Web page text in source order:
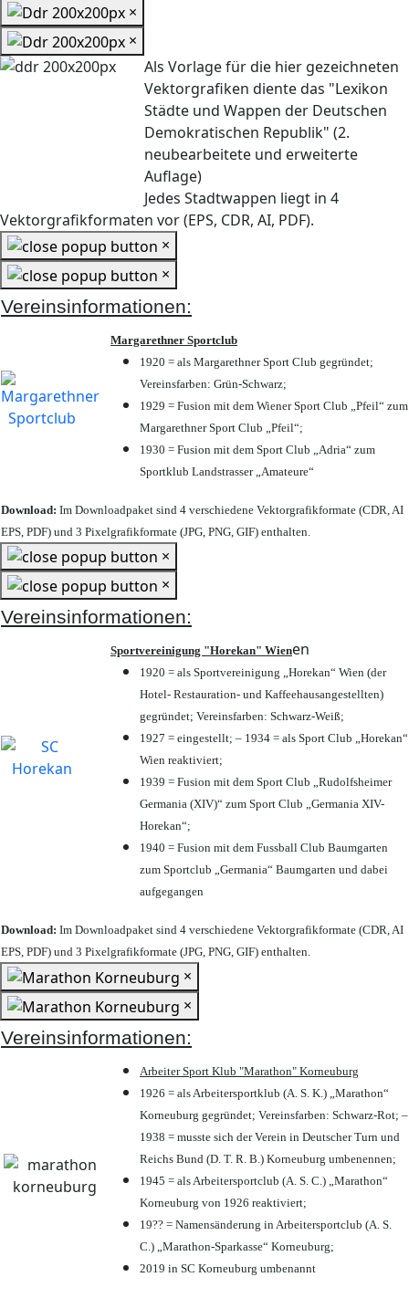
×
×
Als Vorlage für die hier gezeichneten
Vektorgrafiken diente das "Lexikon
Städte und Wappen der Deutschen
Demokratischen Republik" (2.
neubearbeitete und erweiterte
Auflage)
Jedes Stadtwappen liegt in 4
Vektorgrafikformaten vor (EPS, CDR, AI, PDF).
×
×
Vereinsinformationen:
Margarethner Sportclub
1920 = als Margarethner Sport Club gegründet;
Vereinsfarben: Grün-Schwarz;
1929 = Fusion mit dem Wiener Sport Club „Pfeil“ zum
Margarethner Sport Club „Pfeil“;
1930 = Fusion mit dem Sport Club „Adria“ zum
Sportklub Landstrasser „Amateure“
Download: Im Downloadpaket sind 4 verschiedene Vektorgrafikformate (CDR, AI
EPS, PDF) und 3 Pixelgrafikformate (JPG, PNG, GIF) enthalten.
×
×
Vereinsinformationen:
Sportvereinigung "Horekan" Wienen
1920 = als Sportvereinigung „Horekan“ Wien (der
Hotel- Restauration- und Kaffeehausangestellten)
gegründet; Vereinsfarben: Schwarz-Weiß;
1927 = eingestellt; – 1934 = als Sport Club „Horekan“
Wien reaktiviert;
1939 = Fusion mit dem Sport Club „Rudolfsheimer
Germania (XIV)“ zum Sport Club „Germania XIV-
Horekan“;
1940 = Fusion mit dem Fussball Club Baumgarten
zum Sportclub „Germania“ Baumgarten und dabei
aufgegangen
Download: Im Downloadpaket sind 4 verschiedene Vektorgrafikformate (CDR, AI
EPS, PDF) und 3 Pixelgrafikformate (JPG, PNG, GIF) enthalten.
×
×
Vereinsinformationen:
Arbeiter Sport Klub "Marathon" Korneuburg
1926 = als Arbeitersportklub (A. S. K.) „Marathon“
Korneuburg gegründet; Vereinsfarben: Schwarz-Rot; –
1938 = musste sich der Verein in Deutscher Turn und
Reichs Bund (D. T. R. B.) Korneuburg umbenennen;
1945 = als Arbeitersportclub (A. S. C.) „Marathon“
Korneuburg von 1926 reaktiviert;
19?? = Namensänderung in Arbeitersportclub (A. S.
C.) „Marathon-Sparkasse“ Korneuburg;
2019 in SC Korneuburg umbenannt